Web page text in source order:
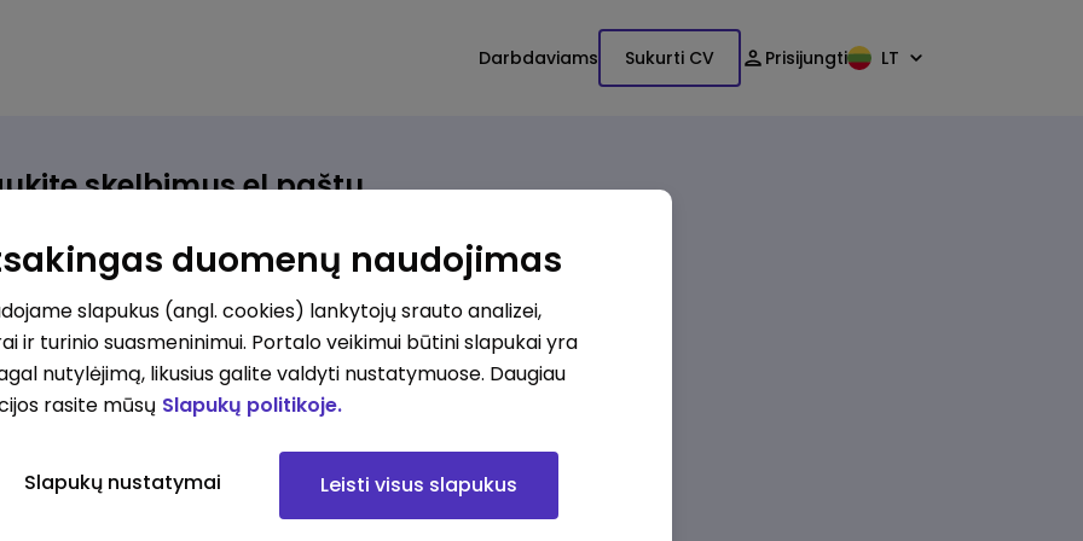
Darbdaviams Sukurti CV Prisijungti LT
skelbimus el.paštu
atsiras, iš karto gausite jį el. paštu.
ieškote darbo?*
Pridėti naują
Kokios srities darbo pasiūlymai jus domina?
Pridėti naują
duomenų naudojimas
slapukus (angl. cookies) lankytojų srauto analizei,
ir turinio suasmeninimui. Portalo veikimui būtini slapukai yra
nutylėjimą, likusius galite valdyti nustatymuose. Daugiau
rasite mūsų Slapukų politikoje.
Slapukų nustatymai Leisti visus slapukus